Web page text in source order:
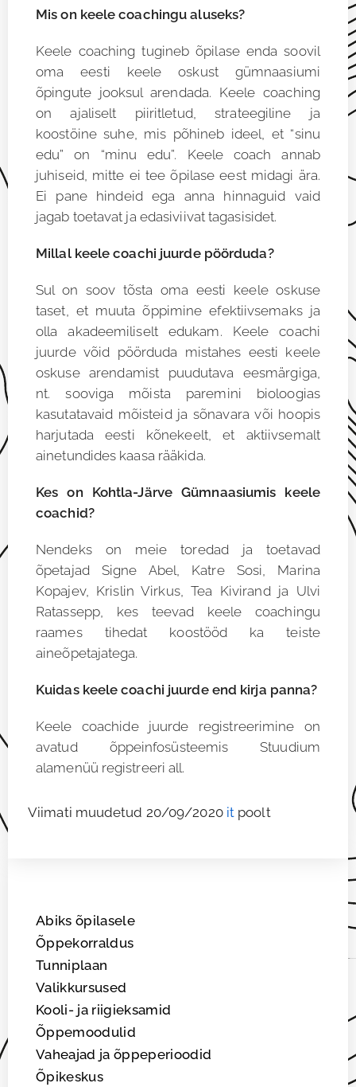
Abiks õpilasele
Õppekorraldus
Tunniplaan
Valikkursused
Kooli- ja riigieksamid
Õppemoodulid
Vaheajad ja õppeperioodid
Õpikeskus
Mis on keele coachingu aluseks?
Keele coaching tugineb õpilase enda soovil
oma eesti keele oskust gümnaasiumi
õpingute jooksul arendada. Keele coaching
on ajaliselt piiritletud, strateegiline ja
koostöine suhe, mis põhineb ideel, et “sinu
edu” on “minu edu”. Keele coach annab
juhiseid, mitte ei tee õpilase eest midagi ära.
Ei pane hindeid ega anna hinnaguid vaid
jagab toetavat ja edasiviivat tagasisidet.
Millal keele coachi juurde pöörduda?
Sul on soov tõsta oma eesti keele oskuse
taset, et muuta õppimine efektiivsemaks ja
olla akadeemiliselt edukam. Keele coachi
juurde võid pöörduda mistahes eesti keele
oskuse arendamist puudutava eesmärgiga,
nt. sooviga mõista paremini bioloogias
kasutatavaid mõisteid ja sõnavara või hoopis
harjutada eesti kõnekeelt, et aktiivsemalt
ainetundides kaasa rääkida.
Kes on Kohtla-Järve Gümnaasiumis keele
coachid?
Nendeks on meie toredad ja toetavad
õpetajad Signe Abel, Katre Sosi, Marina
Kopajev, Krislin Virkus, Tea Kivirand ja Ulvi
Ratassepp, kes teevad keele coachingu
raames tihedat koostööd ka teiste
aineõpetajatega.
Kuidas keele coachi juurde end kirja panna?
Keele coachide juurde registreerimine on
avatud õppeinfosüsteemis Stuudium
alamenüü registreeri all.
Viimati muudetud 20/09/2020 it poolt